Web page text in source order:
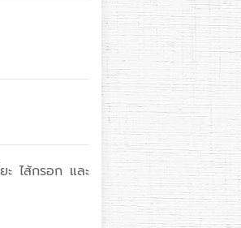
ไส้กรอก และ